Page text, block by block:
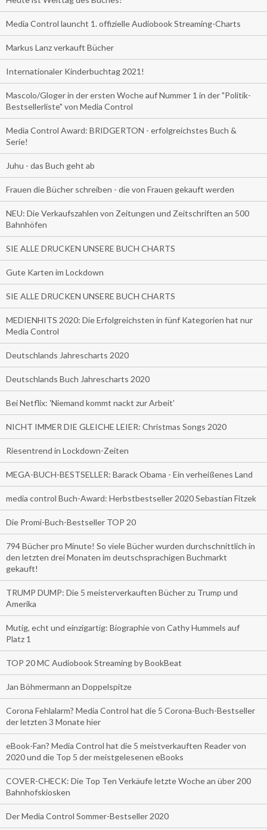
Media Control launcht 1. offizielle Audiobook Streaming-Charts
Markus Lanz verkauft Bücher
Internationaler Kinderbuchtag 2021!
Mascolo/Gloger in der ersten Woche auf Nummer 1 in der "Politik-
Bestsellerliste" von Media Control
Media Control Award: BRIDGERTON - erfolgreichstes Buch &
Serie!
Juhu - das Buch geht ab
Frauen die Bücher schreiben - die von Frauen gekauft werden
NEU: Die Verkaufszahlen von Zeitungen und Zeitschriften an 500
Bahnhöfen
SIE ALLE DRUCKEN UNSERE BUCH CHARTS
Gute Karten im Lockdown
SIE ALLE DRUCKEN UNSERE BUCH CHARTS
MEDIENHITS 2020: Die Erfolgreichsten in fünf Kategorien hat nur
Media Control
Deutschlands Jahrescharts 2020
Deutschlands Buch Jahrescharts 2020
Bei Netflix: 'Niemand kommt nackt zur Arbeit'
NICHT IMMER DIE GLEICHE LEIER: Christmas Songs 2020
Riesentrend in Lockdown-Zeiten
MEGA-BUCH-BESTSELLER: Barack Obama - Ein verheißenes Land
media control Buch-Award: Herbstbestseller 2020 Sebastian Fitzek
Die Promi-Buch-Bestseller TOP 20
794 Bücher pro Minute! So viele Bücher wurden durchschnittlich in
den letzten drei Monaten im deutschsprachigen Buchmarkt
gekauft!
TRUMP DUMP: Die 5 meisterverkauften Bücher zu Trump und
Amerika
Mutig, echt und einzigartig: Biographie von Cathy Hummels auf
Platz 1
TOP 20 MC Audiobook Streaming by BookBeat
Jan Böhmermann an Doppelspitze
Corona Fehlalarm? Media Control hat die 5 Corona-Buch-Bestseller
der letzten 3 Monate hier
eBook-Fan? Media Control hat die 5 meistverkauften Reader von
2020 und die Top 5 der meistgelesenen eBooks
COVER-CHECK: Die Top Ten Verkäufe letzte Woche an über 200
Bahnhofskiosken
Der Media Control Sommer-Bestseller 2020